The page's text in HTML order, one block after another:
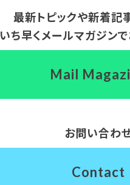
最新トピックや新着記
いち早くメールマガジンで
Mail
お問い合わ
Contact